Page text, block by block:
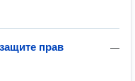
—
прав